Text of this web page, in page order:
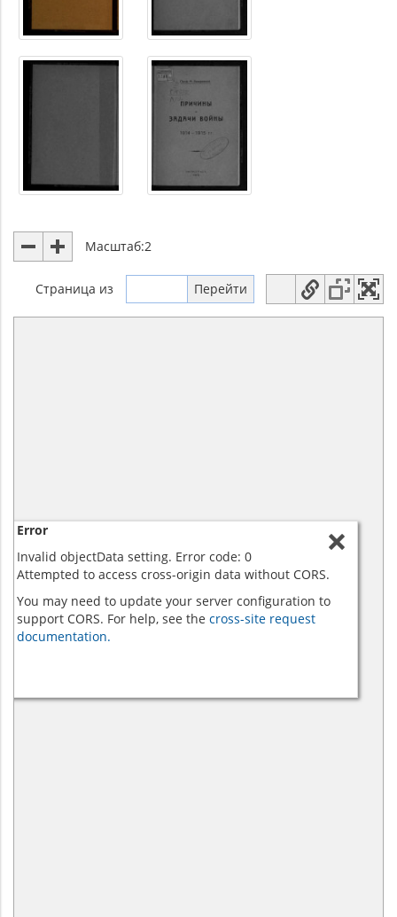
Масштаб:2
Страница из
Error
Invalid objectData setting. Error code: 0
Attempted to access cross-origin data without CORS.
You may need to update your server configuration to
support CORS. For help, see the cross-site request
documentation.